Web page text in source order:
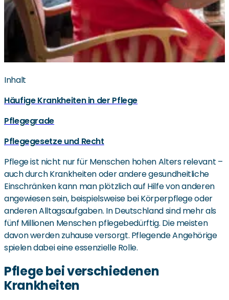
Inhalt
Häufige Krankheiten in der Pflege
Pflegegrade
Pflegegesetze und Recht
Pflege ist nicht nur für Menschen hohen Alters relevant –
auch durch Krankheiten oder andere gesundheitliche
Einschränken kann man plötzlich auf Hilfe von anderen
angewiesen sein, beispielsweise bei Körperpflege oder
anderen Alltagsaufgaben. In Deutschland sind mehr als
fünf Millionen Menschen pflegebedürftig. Die meisten
davon werden zuhause versorgt. Pflegende Angehörige
spielen dabei eine essenzielle Rolle.
Pflege bei verschiedenen
Krankheiten